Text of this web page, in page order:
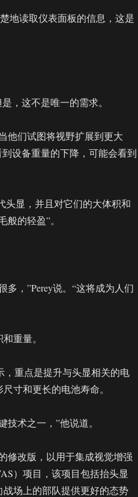
地读取仪表面板的信息，这是
，这不是唯一的需求。
他们试图将视野扩展到更大
设备重量的下降，可能会看到
头显，并且对它们的大体积和
的轻盈”。
，”Perey说。“这将成为人们
重量。
，重点是提升与头显相关的电
寸和更长的电池寿命。
术之一，”他说道。
修改版，以用于集成视觉增强
）项目，该项目包括抬头显
场上的部队提供更好的态势